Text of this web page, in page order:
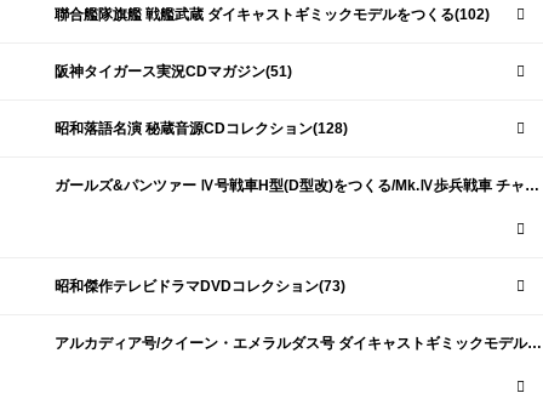
聯合艦隊旗艦 戦艦武蔵 ダイキャストギミックモデルをつくる(102)
阪神タイガース実況CDマガジン(51)
昭和落語名演 秘蔵音源CDコレクション(128)
ガールズ&パンツァー Ⅳ号戦車H型(D型改)をつくる/Mk.Ⅳ歩兵戦車 チャーチルMk.Ⅶをつくる(191)
昭和傑作テレビドラマDVDコレクション(73)
アルカディア号/クイーン・エメラルダス号 ダイキャストギミックモデルをつくる(159)